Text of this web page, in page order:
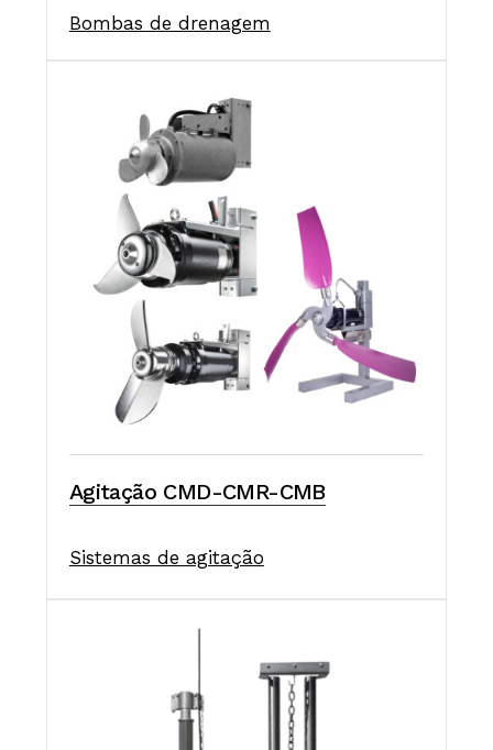
Bombas de drenagem
Agitação CMD-CMR-CMB
Sistemas de agitação